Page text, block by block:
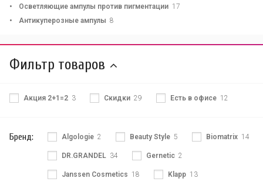
Осветляющие ампулы против пигментации 17
Антикуперозные ампулы 8
Фильтр товаров
Акция 2+1=2 3 Скидки 29 Есть в офисе 12
Бренд: Algologie 2 Beauty Style 5 Biomatrix 14
DR.GRANDEL 34 Gernetic 2
Janssen Cosmetics 18 Klapp 13